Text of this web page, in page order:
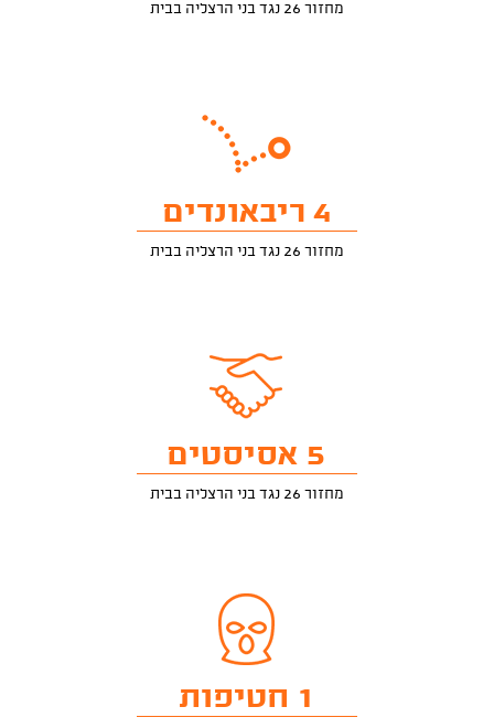
מחזור 26 נגד בני הרצליה בבית
4 ריבאונדים
מחזור 26 נגד בני הרצליה בבית
5 אסיסטים
מחזור 26 נגד בני הרצליה בבית
1 חטיפות